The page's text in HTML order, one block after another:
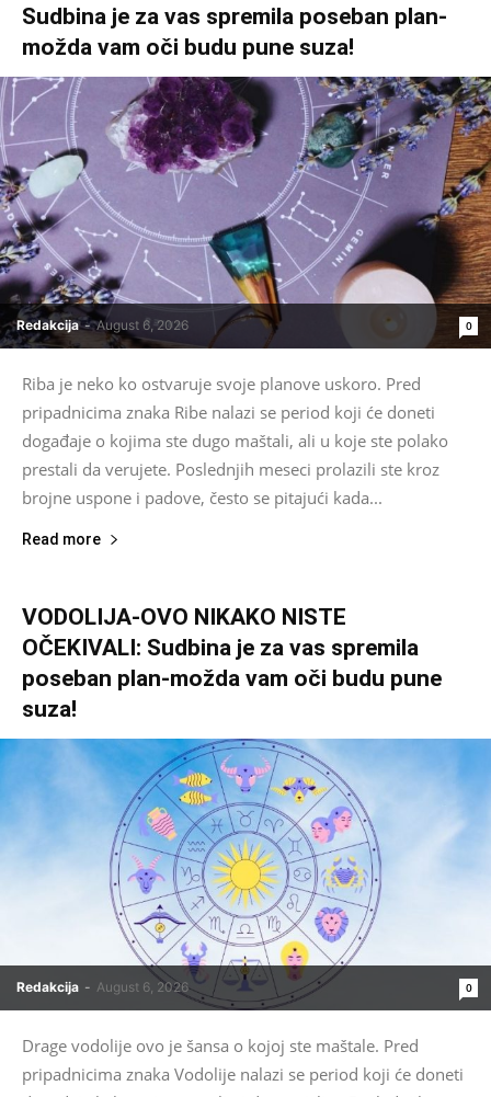
Sudbina je za vas spremila poseban plan-
možda vam oči budu pune suza!
Redakcija - August 6, 2026 0
Riba je neko ko ostvaruje svoje planove uskoro. Pred
pripadnicima znaka Ribe nalazi se period koji će doneti
događaje o kojima ste dugo maštali, ali u koje ste polako
prestali da verujete. Poslednjih meseci prolazili ste kroz
brojne uspone i padove, često se pitajući kada...
Read more
VODOLIJA-OVO NIKAKO NISTE
OČEKIVALI: Sudbina je za vas spremila
poseban plan-možda vam oči budu pune
suza!
Redakcija - August 6, 2026 0
Drage vodolije ovo je šansa o kojoj ste maštale. Pred
pripadnicima znaka Vodolije nalazi se period koji će doneti